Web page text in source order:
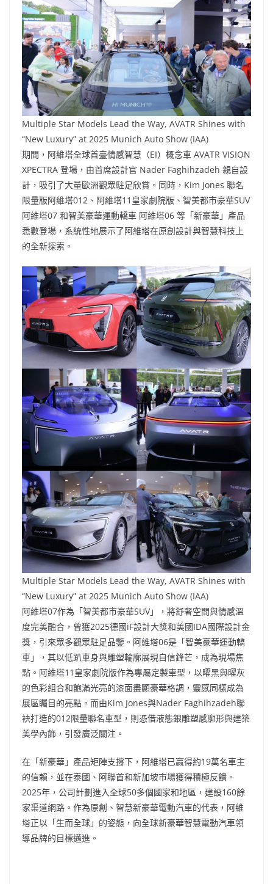
Multiple Star Models Lead the Way, AVATR Shines with
“New Luxury” at 2025 Munich Auto Show (IAA)
期間，阿維塔全球首臺情感智慧（EI）概念車 AVATR VISION
XPECTRA 登場，由首席設計官 Nader Faghihzadeh 親自設
計，吸引了大量歐洲觀眾駐足欣賞。同時，Kim Jones 聯名
限量版阿維塔012、阿維塔11皇家劇院版、智美都市豪華SUV
阿維塔07 和智美豪華運動轎車 阿維塔06 等「新豪華」產品
悉數登場，系統性地展示了阿維塔在原創設計與智慧科技上
的全新探索。
Multiple Star Models Lead the Way, AVATR Shines with
“New Luxury” at 2025 Munich Auto Show (IAA)
阿維塔07作為「智美都市豪華SUV」，將舒奢空間與情感溫
度完美融合，曾獲2025德國iF設計大獎和美國IDA國際設計金
獎，引來眾多觀眾駐足品鑒。阿維塔06是「智美豪華運動轎
車」，其以低趴車身與雕塑輪廓展現自信鋒芒，成為現場焦
點。阿維塔11皇家劇院版作為專屬定製車型，以曜黑與曜灰
的色彩組合和飽滿光亮的漆面盡顯豪華格調，靈感同樣成為
展區矚目的亮點。而由Kim Jones與Nader Faghihzadeh聯
袂打造的012限量聯名車型，則憑借液態銀雕塑感廓形與建築
美學內飾，引發廣泛關注。
在「新豪華」產品矩陣支撐下，阿維塔已贏得約19萬名車主
的信賴，並在泰國、阿聯酋和新加坡市場獲得積極反饋。
2025年，公司計劃進入全球50多個國家和地區，建設160餘
家渠道網路。作為原創、智慧新豪華電動汽車的代表，阿維
塔正以「生而全球」的姿態，向全球新豪華智慧電動汽車領
導品牌的目標邁進。